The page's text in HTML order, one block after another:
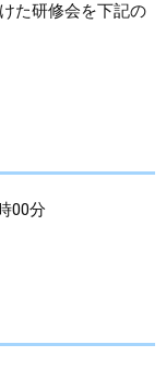
た研修会を下記の
00分